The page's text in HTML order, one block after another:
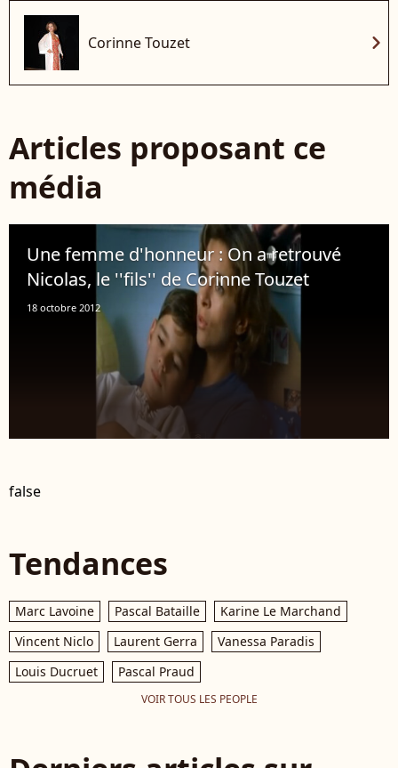
Corinne Touzet chevron_right
Articles proposant ce
média
Une femme d'honneur : On a retrouvé
Nicolas, le ''fils'' de Corinne Touzet
18 octobre 2012
false
Tendances
Marc Lavoine Pascal Bataille
Karine Le Marchand
Vincent Niclo
Laurent Gerra
Vanessa Paradis
Louis Ducruet
Pascal Praud
VOIR TOUS LES PEOPLE